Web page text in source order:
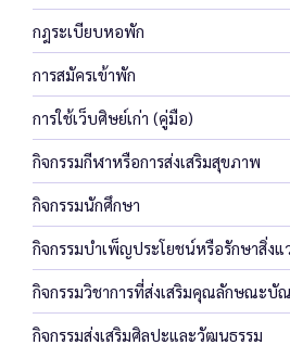
กฎระเบียบหอพัก
การสมัครเข้าพัก
การใช้เว็บศิษย์เก่า (คู่มือ)
กิจกรรมกีฬาหรือการส่งเสริมสุขภาพ
กิจกรรมนักศึกษา
กิจกรรมบำเพ็ญประโยชน์หรือรักษาสิ่งแ
กิจกรรมวิชาการที่ส่งเสริมคุณลักษณะ
กิจกรรมส่งเสริมศิลปะและวัฒนธรรม